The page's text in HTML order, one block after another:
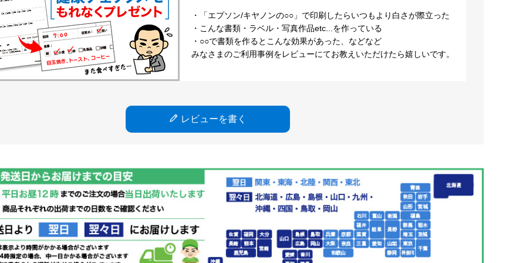
・「エプソン/キヤノンの○○」で印刷したらいつもより白さが際立った
・こんな書類・ラベル・写真作品etc...を作っている
・○○で書類を作るとこんな効果があった、などなど
みなさまのご利用事例をレビューにてお教えいただけたら嬉しいです。
レビューを書く